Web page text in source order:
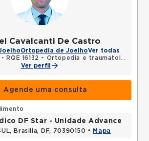
Cavalcanti De Castro
Ortopedia de JoelhoVer todas
•
RQE 16132 - Ortopedia e traumatologia
Ver perfil
Agende uma consulta
DF Star - Unidade Advance
Brasilia, DF, 70390150 • Mapa